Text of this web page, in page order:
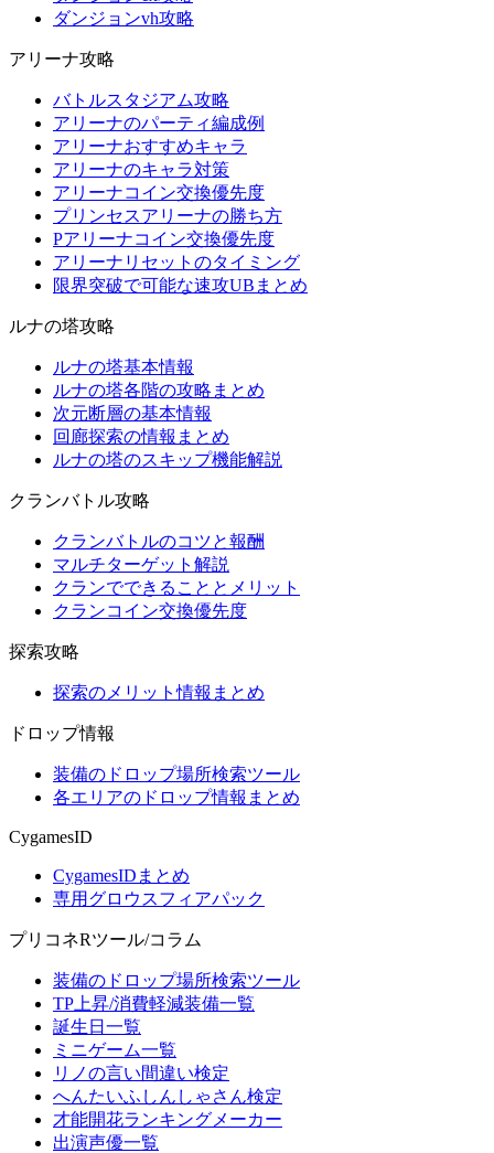
ダンジョンvh攻略
アリーナ攻略
バトルスタジアム攻略
アリーナのパーティ編成例
アリーナおすすめキャラ
アリーナのキャラ対策
アリーナコイン交換優先度
プリンセスアリーナの勝ち方
Pアリーナコイン交換優先度
アリーナリセットのタイミング
限界突破で可能な速攻UBまとめ
ルナの塔攻略
ルナの塔基本情報
ルナの塔各階の攻略まとめ
次元断層の基本情報
回廊探索の情報まとめ
ルナの塔のスキップ機能解説
クランバトル攻略
クランバトルのコツと報酬
マルチターゲット解説
クランでできることとメリット
クランコイン交換優先度
探索攻略
探索のメリット情報まとめ
ドロップ情報
装備のドロップ場所検索ツール
各エリアのドロップ情報まとめ
CygamesID
CygamesIDまとめ
専用グロウスフィアパック
プリコネRツール/コラム
装備のドロップ場所検索ツール
TP上昇/消費軽減装備一覧
誕生日一覧
ミニゲーム一覧
リノの言い間違い検定
へんたいふしんしゃさん検定
才能開花ランキングメーカー
出演声優一覧